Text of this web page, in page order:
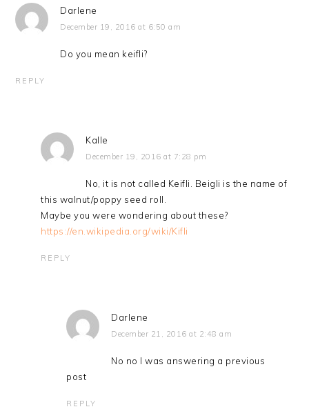
Darlene
December 19, 2016 at 6:50 am
Do you mean keifli?
REPLY
Kalle
December 19, 2016 at 7:28 pm
No, it is not called Keifli. Beigli is the name of
this walnut/poppy seed roll.
Maybe you were wondering about these?
https://en.wikipedia.org/wiki/Kifli
REPLY
Darlene
December 21, 2016 at 2:48 am
No no I was answering a previous
post
REPLY